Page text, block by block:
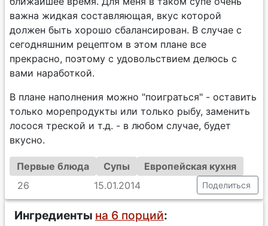
важна жидкая составляющая, вкус которой
должен быть хорошо сбалансирован. В случае с
сегодняшним рецептом в этом плане все
прекрасно, поэтому с удовольствием делюсь с
вами наработкой.
В плане наполнения можно "поиграться" - оставить
только морепродукты или только рыбу, заменить
лосося треской и т.д. - в любом случае, будет
вкусно.
Первые блюда Супы
Европейская кухня
26
15.01.2014 Поделиться
Ингредиенты на 6 порций: